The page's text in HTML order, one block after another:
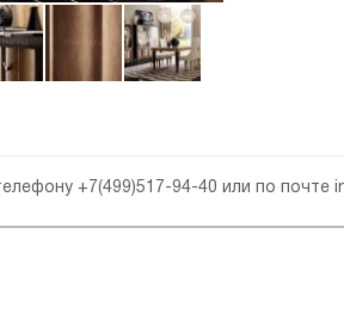
+7(499)517-94-40 или по почте